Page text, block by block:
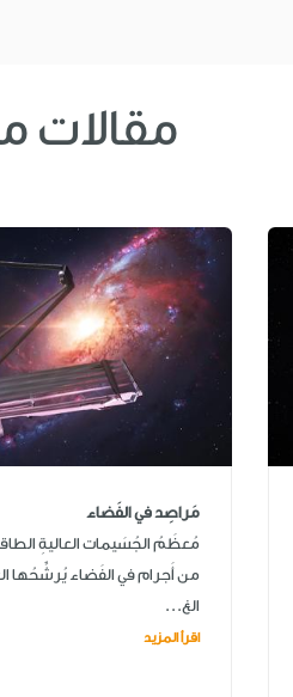
مقالات
مَراصِد في الفَضاء
مُعظَمُ الجُسَيمات العاليةِ
من أَجرام في الفَضاء يُرشِّحُها
الغ...
اقرأ المزيد